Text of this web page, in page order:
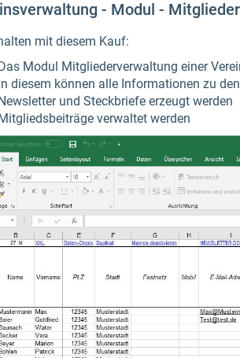
- Modul -
mit diesem Kauf:
Modul Mitgliederverwaltung einer
diesem können alle Informationen zu
und Steckbriefe erzeugt werden
verwaltet werden